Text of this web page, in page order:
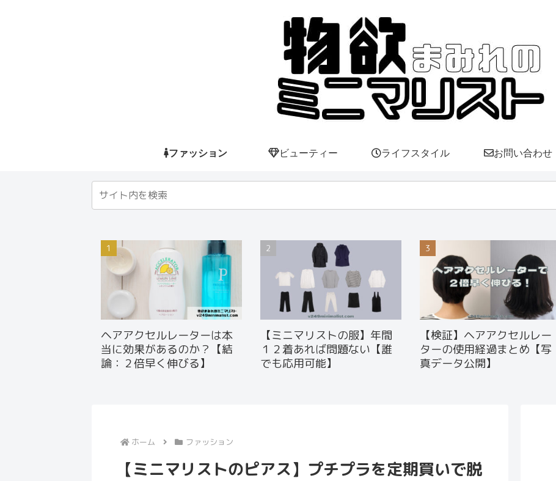
ファッション ビューティー ライフスタイル お問い合わせ
ヘアアクセルレーターは本
当に効果があるのか？【結
論：２倍早く伸びる】
【ミニマリストの服】年間
１２着あれば問題ない【誰
でも応用可能】
【検証】ヘアアクセルレー
ターの使用経過まとめ【写
真データ公開】
ホーム ファッション
【ミニマリストのピアス】プチプラを定期買いで脱